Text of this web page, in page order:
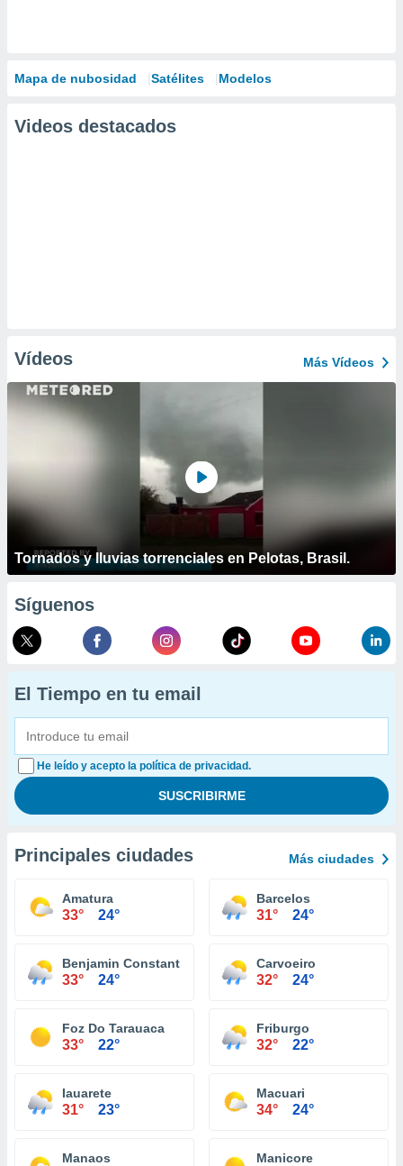
Mapa de nubosidad Satélites Modelos
Videos destacados
Vídeos Más Vídeos
Tornados y lluvias torrenciales en Pelotas, Brasil.
Síguenos
El Tiempo en tu email
He leído y acepto la política de privacidad.
Principales ciudades Más ciudades
Amatura
33° 24°
Barcelos
31° 24°
Benjamin Constant
33° 24°
Carvoeiro
32° 24°
Foz Do Tarauaca
33° 22°
Friburgo
32° 22°
Iauarete
31° 23°
Macuari
34° 24°
Manaos Manicore